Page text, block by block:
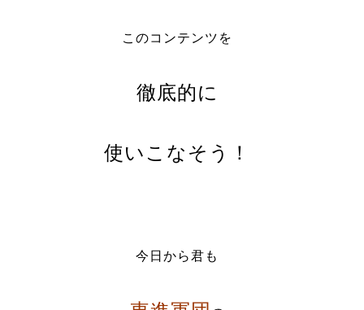
このコンテンツを
徹底的に
使いこなそう！
今日から君も